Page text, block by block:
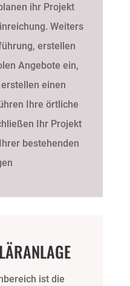
ihr Projekt
Weiters
erstellen
Angebote ein,
einen
Ihre örtliche
Ihr Projekt
bestehenden
ist die